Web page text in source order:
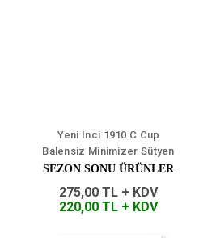
Yeni İnci 1910 C Cup
Balensiz Minimizer Sütyen
SEZON SONU ÜRÜNLER
275,00 TL + KDV
220,00 TL + KDV